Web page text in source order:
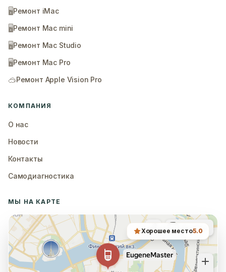
🖥️Ремонт iMac
🖥️Ремонт Mac mini
🖥️Ремонт Mac Studio
🖥️Ремонт Mac Pro
🥽Ремонт Apple Vision Pro
КОМПАНИЯ
О нас
Новости
Контакты
Самодиагностика
МЫ НА КАРТЕ
Хорошее место5.0